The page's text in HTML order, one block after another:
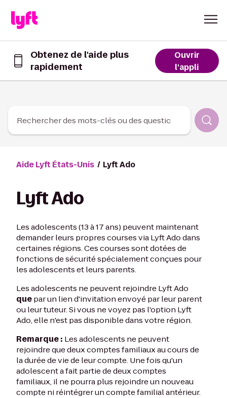
Obtenez de l'aide plus
rapidement
Obtenez
dans
Ouvrir
l'appli
Rechercher des mots-clés ou des questions
Aide Lyft États-Unis Lyft Ado
Lyft Ado
Les adolescents (13 à 17 ans) peuvent maintenant
demander leurs propres courses via Lyft Ado dans
certaines régions. Ces courses sont dotées de
fonctions de sécurité spécialement conçues pour
les adolescents et leurs parents.
Les adolescents ne peuvent rejoindre Lyft Ado
quepar un lien d'invitation envoyé par leur parent
ou leur tuteur. Si vous ne voyez pas l'option Lyft
Ado, elle n'est pas disponible dans votre région.
Remarque : Les adolescents ne peuvent
rejoindre que deux comptes familiaux au cours de
la durée de vie de leur compte. Une fois qu'un
adolescent a fait partie de deux comptes
familiaux, il ne pourra plus rejoindre un nouveau
compte ni réintégrer un compte familial antérieur.